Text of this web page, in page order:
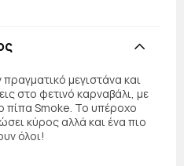
μεγιστάνα και
στο φετινό καρναβάλι, με
πίπα Smoke. Το υπέροχο
κύρος αλλά και ένα πιο
όλοι!